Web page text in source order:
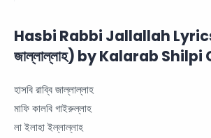
Hasbi Rabbi Jallallah Lyrics
জাল্লাল্লাহ) by Kalarab
হাসবি রাব্বি জাল্লাল্লাহ
মাফি কালবি গাইরুল্লাহ
লা ইলাহা ইল্লাল্লাহ